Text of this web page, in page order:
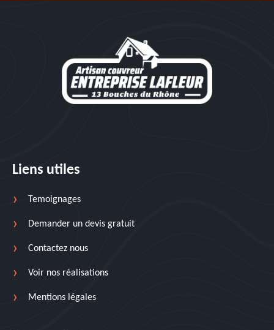
Liens utiles
Temoignages
Demander un devis gratuit
Contactez nous
Voir nos réalisations
Mentions légales